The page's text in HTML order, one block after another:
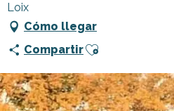
Loix
Cómo llegar
CompartirAjouter aux favoris